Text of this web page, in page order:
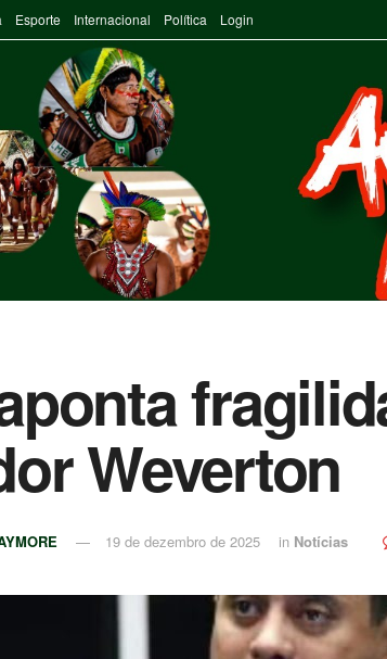
Esporte Internacional Política Login
Weverton
19 de dezembro de 2025 in Notícias